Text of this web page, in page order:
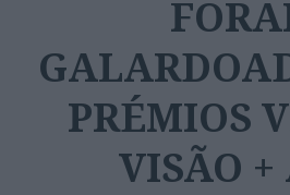
PRÉMIOS
VISÃO +